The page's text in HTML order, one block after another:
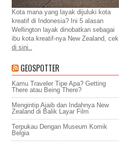
Kota mana yang layak dijuluki kota
kreatif di Indonesia? Ini 5 alasan
Wellington layak dinobatkan sebagai
ibu kota kreatif-nya New Zealand, cek
di sini..
GEOSPOTTER
Kamu Traveler Tipe Apa? Getting
There atau Being There?
Mengintip Ajaib dan Indahnya New
Zealand di Balik Layar Film
Terpukau Dengan Museum Komik
Belgia